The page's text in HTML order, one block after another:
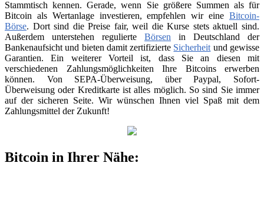
Stammtisch kennen. Gerade, wenn Sie größere Summen als für
Bitcoin als Wertanlage investieren, empfehlen wir eine Bitcoin-
Börse. Dort sind die Preise fair, weil die Kurse stets aktuell sind.
Außerdem unterstehen regulierte Börsen in Deutschland der
Bankenaufsicht und bieten damit zertifizierte Sicherheit und gewisse
Garantien. Ein weiterer Vorteil ist, dass Sie an diesen mit
verschiedenen Zahlungsmöglichkeiten Ihre Bitcoins erwerben
können. Von SEPA-Überweisung, über Paypal, Sofort-
Überweisung oder Kreditkarte ist alles möglich. So sind Sie immer
auf der sicheren Seite. Wir wünschen Ihnen viel Spaß mit dem
Zahlungsmittel der Zukunft!
Bitcoin in Ihrer Nähe: